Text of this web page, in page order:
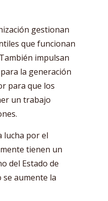
gestionan
que funcionan
impulsan
la generación
para que los
un trabajo
lucha por el
tienen un
del Estado de
se aumente la